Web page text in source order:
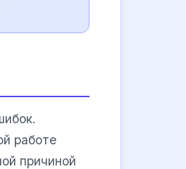
работе
причиной